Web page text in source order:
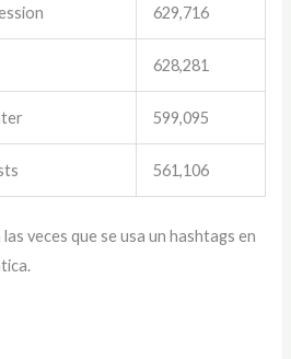
629,716
628,281
599,095
561,106
veces que se usa un hashtags en